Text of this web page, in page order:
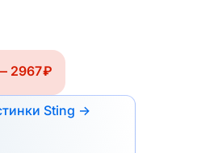
2967 ₽
Sting →